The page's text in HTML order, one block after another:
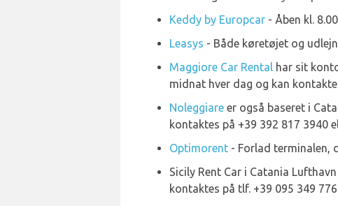
Keddy by Europcar - Åben kl.
Leasys - Både køretøjet og
Maggiore Car Rental har sit
midnat hver dag og kan
Noleggiare er også baseret i
kontaktes på +39 392 817 3940
Optimorent - Forlad terminalen,
Sicily Rent Car i Catania
kontaktes på tlf. +39 095 349